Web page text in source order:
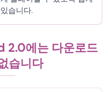
습니다.
에는 다운로드
습니다